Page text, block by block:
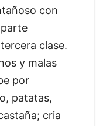
con
clase.
y malas
por
patatas,
cria